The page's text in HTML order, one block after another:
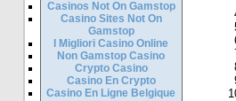
Casinos Not On Gamstop
Casino Sites Not On
Gamstop
I Migliori Casino Online
Non Gamstop Casino
Crypto Casino
Casino En Crypto
Casino En Ligne Belgique